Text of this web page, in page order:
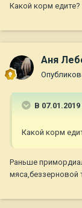
Какой корм едите?
Аня
В 07.01.2019
Какой корм
Раньше
мяса,беззерновой